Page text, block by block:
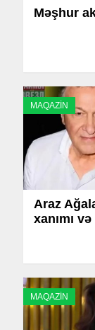
Məşhur
MAQAZİN
Araz
xanımı
MAQAZİN